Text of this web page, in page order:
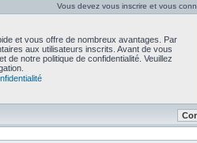
Vous devez vous inscrire et vous
et vous offre de nombreux avantages. Par
aux utilisateurs inscrits. Avant de vous
de notre politique de confidentialité. Veuillez